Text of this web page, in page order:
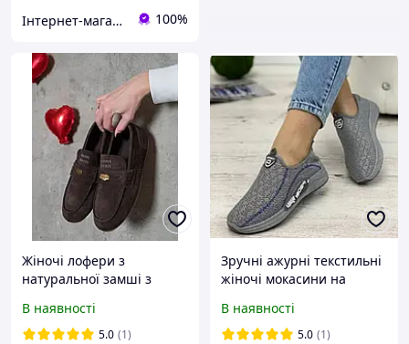
Інтернет-магазин взуття ALLEGRET 100%
Жіночі лофери з
натуральної замші з
середню ніжку Коричневі
В наявності
5.0 (1)
Зручні ажурні текстильні
жіночі мокасини на
підошвою Сірі
В наявності
5.0 (1)